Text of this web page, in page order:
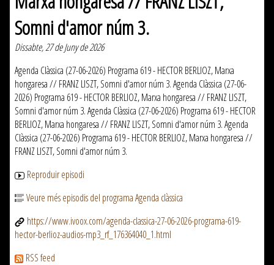
Somni d'amor núm 3.
Dissabte, 27 de Juny de 2026
Agenda Clàssica (27-06-2026) Programa 619 - HECTOR BERLIOZ, Marxa
hongaresa // FRANZ LISZT, Somni d'amor núm 3. Agenda Clàssica (27-06-
2026) Programa 619 - HECTOR BERLIOZ, Marxa hongaresa // FRANZ LISZT,
Somni d'amor núm 3. Agenda Clàssica (27-06-2026) Programa 619 - HECTOR
BERLIOZ, Marxa hongaresa // FRANZ LISZT, Somni d'amor núm 3. Agenda
Clàssica (27-06-2026) Programa 619 - HECTOR BERLIOZ, Marxa hongaresa //
FRANZ LISZT, Somni d'amor núm 3.
Reproduir episodi
Veure més episodis del programa Agenda clàssica
https://www.ivoox.com/agenda-classica-27-06-2026-programa-619-
hector-berlioz-audios-mp3_rf_176364040_1.html
RSS feed